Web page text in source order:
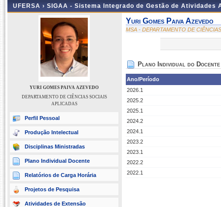
UFERSA › SIGAA - Sistema Integrado de Gestão de Atividades
YURI GOMES PAIVA AZEVEDO
DEPARTAMENTO DE CIÊNCIAS SOCIAIS
APLICADAS
Perfil Pessoal
Produção Intelectual
Disciplinas Ministradas
Plano Individual Docente
Relatórios de Carga Horária
Projetos de Pesquisa
Atividades de Extensão
Yuri Gomes Paiva Azevedo
MSA - DEPARTAMENTO DE
Plano Individual do Docente
Ano/Período
2026.1
2025.2
2025.1
2024.2
2024.1
2023.2
2023.1
2022.2
2022.1